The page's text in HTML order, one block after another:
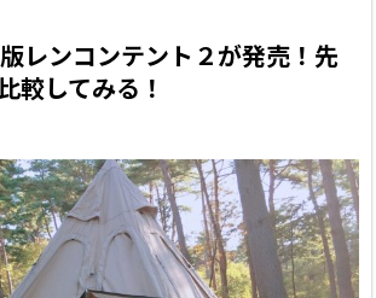
レンコンテント２が発売！先
較してみる！